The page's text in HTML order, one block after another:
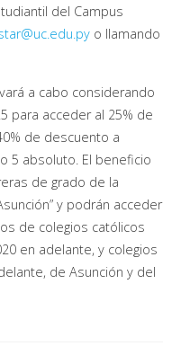
del Campus
o llamando
a cabo considerando
para acceder al 25% de
de descuento a
5 absoluto. El beneficio
de grado de la
y podrán acceder
de colegios católicos
en adelante, y colegios
de Asunción y del